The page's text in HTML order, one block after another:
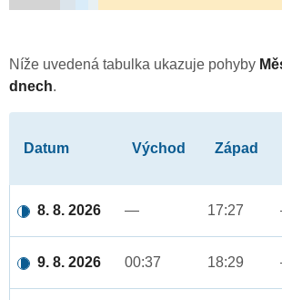
Níže uvedená tabulka ukazuje pohyby
dnech.
Datum Východ Západ
8. 8. 2026 — 17:27
9. 8. 2026 00:37 18:29